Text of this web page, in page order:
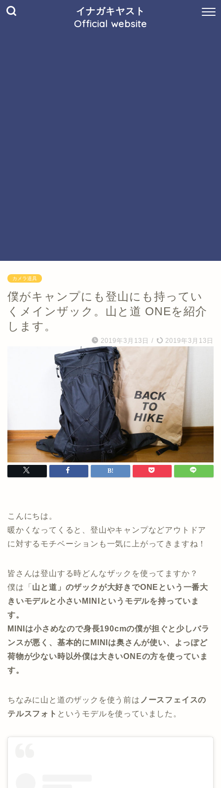
イナガキヤスト
Official website
カメラ道具
僕がキャンプにも登山にも持ってい
くメインザック。山と道 ONEを紹介
します。
2019年3月13日 / 2019年3月13日
こんにちは。
暖かくなってくると、登山やキャンプなどアウトドア
に対するモチベーションも一気に上がってきますね！
皆さんは登山する時どんなザックを使ってますか？
僕は「 山と道」のザックが大好きでONEという一番大
きいモデルと小さいMINIというモデルを持っていま
す。
MINIは小さめなので身長190cmの僕が担ぐと少しバラ
ンスが悪く、基本的にMINIは奥さんが使い、よっぽど
荷物が少ない時以外僕は大きいONEの方を使っていま
す。
ちなみに山と道のザックを使う前は ノースフェイスの
テルスフォト というモデルを使っていました。